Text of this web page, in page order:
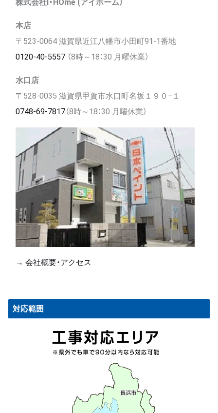
株式会社I・HOme (アイホーム）
本店
〒523-0064 滋賀県近江八幡市小田町91-1番地
0120-40-5557（8時～18：30 月曜休業）
水口店
〒528-0035 滋賀県甲賀市水口町名坂１９０−１
0748-69-7817（8時～18：30 月曜休業）
→ 会社概要・アクセス
対応範囲